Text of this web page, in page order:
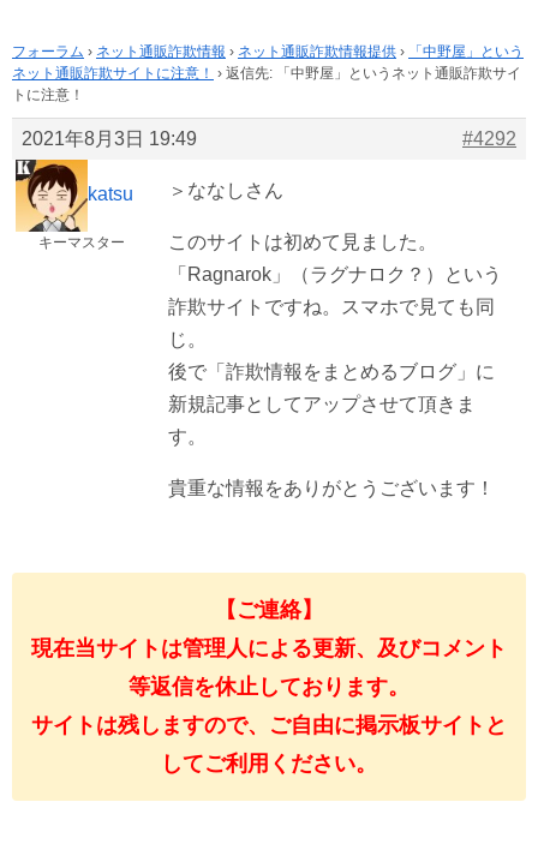
フォーラム › ネット通販詐欺情報 › ネット通販詐欺情報提供 ›
「中野屋」という
ネット通販詐欺サイトに注意！ › 返信先: 「中野屋」というネット通販詐欺サイ
トに注意！
2021年8月3日 19:49 #4292
katsu
キーマスター
＞ななしさん
このサイトは初めて見ました。
「Ragnarok」（ラグナロク？）という
詐欺サイトですね。スマホで見ても同
じ。
後で「詐欺情報をまとめるブログ」に
新規記事としてアップさせて頂きま
す。
貴重な情報をありがとうございます！
【ご連絡】
現在当サイトは管理人による更新、及びコメント
等返信を休止しております。
サイトは残しますので、ご自由に掲示板サイトと
してご利用ください。